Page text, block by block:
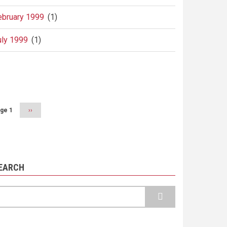
1999 (1)
1999 (1)
1
Next
page
››